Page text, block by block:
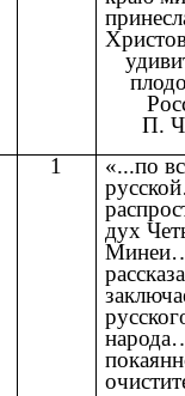
П.
1
«...по
дух